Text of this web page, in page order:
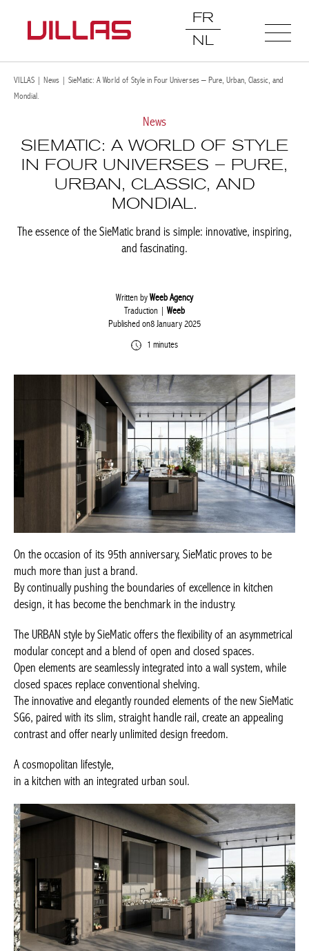
FR
NL
VILLAS | News | SieMatic: A World of Style in Four Universes – Pure, Urban, Classic, and
Mondial.
News
SIEMATIC: A WORLD OF STYLE
IN FOUR UNIVERSES – PURE,
URBAN, CLASSIC, AND
MONDIAL.
The essence of the SieMatic brand is simple: innovative, inspiring,
and fascinating.
Written byWeeb Agency
Traduction | Weeb
Published on8 January 2025
1 minutes
On the occasion of its 95th anniversary, SieMatic proves to be
much more than just a brand.
By continually pushing the boundaries of excellence in kitchen
design, it has become the benchmark in the industry.
The URBAN style by SieMatic offers the flexibility of an asymmetrical
modular concept and a blend of open and closed spaces.
Open elements are seamlessly integrated into a wall system, while
closed spaces replace conventional shelving.
The innovative and elegantly rounded elements of the new SieMatic
SG6, paired with its slim, straight handle rail, create an appealing
contrast and offer nearly unlimited design freedom.
A cosmopolitan lifestyle,
in a kitchen with an integrated urban soul.